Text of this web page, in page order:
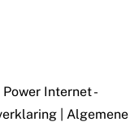
Power Internet -
| Algemene